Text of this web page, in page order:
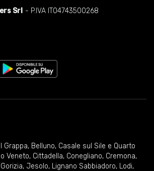
Srl - P.IVA IT04743500268
Grappa, Belluno, Casale sul Sile e Quarto
Veneto, Cittadella, Conegliano, Cremona,
Gorizia, Jesolo, Lignano Sabbiadoro, Lodi,